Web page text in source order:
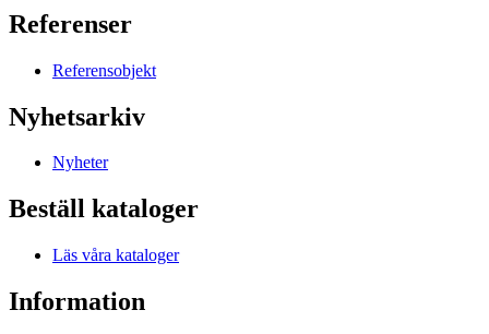
Referenser
Referensobjekt
Nyhetsarkiv
Nyheter
Beställ kataloger
Läs våra kataloger
Information